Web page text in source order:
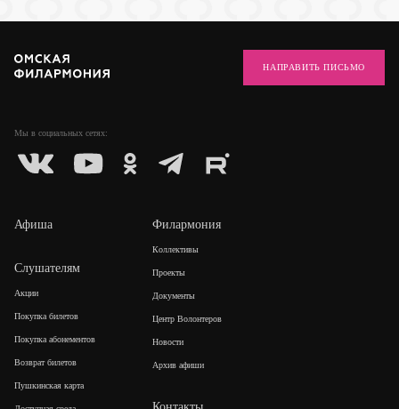
Мы в социальных сетях:
НАПРАВИТЬ ПИСЬМО
Афиша
Слушателям
Акции
Покупка билетов
Покупка абонементов
Возврат билетов
Пушкинская карта
Филармония
Коллективы
Проекты
Документы
Центр Волонтеров
Новости
Архив афиши